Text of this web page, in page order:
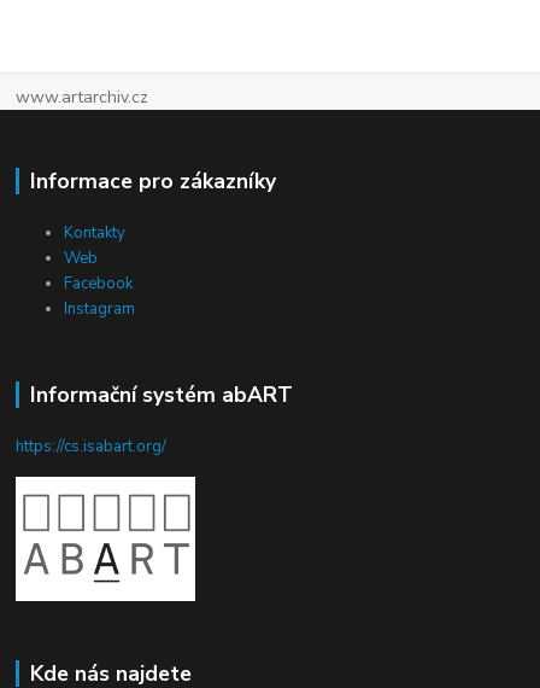
www.artarchiv.cz
Informace pro zákazníky
Kontakty
Web
Facebook
Instagram
Informační systém abART
https://cs.isabart.org/
Kde nás najdete